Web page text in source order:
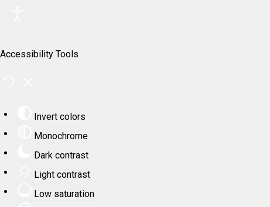
Accessibility Tools
Invert colors
Monochrome
Dark contrast
Light contrast
Low saturation